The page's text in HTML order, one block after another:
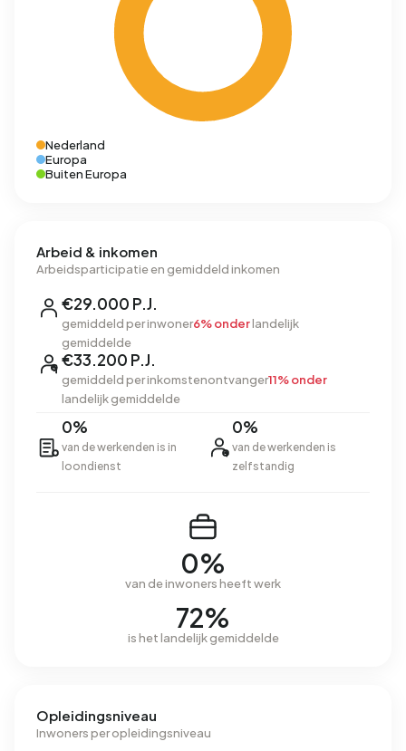
Nederland
Europa
Buiten Europa
Arbeid & inkomen
Arbeidsparticipatie en gemiddeld inkomen
€29.000 P.J.
gemiddeld per inwoner6% onderlandelijk
gemiddelde
€33.200 P.J.
gemiddeld per inkomstenontvanger11% onder
landelijk gemiddelde
0%
van de werkenden is in
loondienst
0%
van de werkenden is
zelfstandig
0%
van de inwoners heeft werk
72%
is het landelijk gemiddelde
Opleidingsniveau
Inwoners per opleidingsniveau